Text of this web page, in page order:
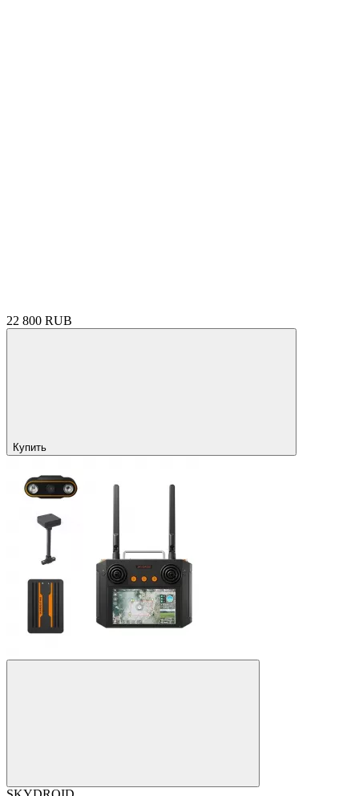
22 800 RUB
Купить